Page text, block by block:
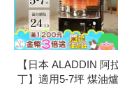
【日本 ALADDIN 阿
丁】適用5-7坪 煤油